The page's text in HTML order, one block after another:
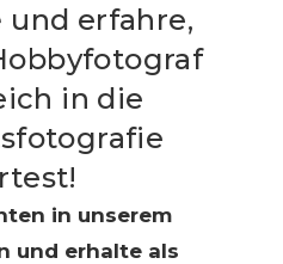
und erfahre,
in die
in unserem
und erhalte als